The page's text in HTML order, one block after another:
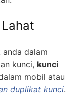
dalam
kunci, kunci
mobil atau
duplikat kunci.